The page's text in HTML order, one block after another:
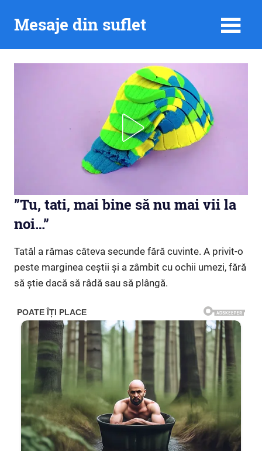
Mesaje din suflet
”Tu, tati, mai bine să nu mai vii la
noi…”
Tatăl a rămas câteva secunde fără cuvinte. A privit-o
peste marginea ceștii și a zâmbit cu ochii umezi, fără
să știe dacă să râdă sau să plângă.